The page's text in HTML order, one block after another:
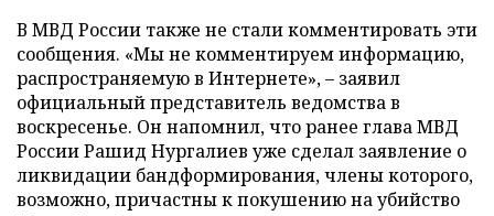
В МВД России также не стали комментировать эти
сообщения. «Мы не комментируем информацию,
распространяемую в Интернете», – заявил
официальный представитель ведомства в
воскресенье. Он напомнил, что ранее глава МВД
России Рашид Нургалиев уже сделал заявление о
ликвидации бандформирования, члены которого,
возможно, причастны к покушению на убийство